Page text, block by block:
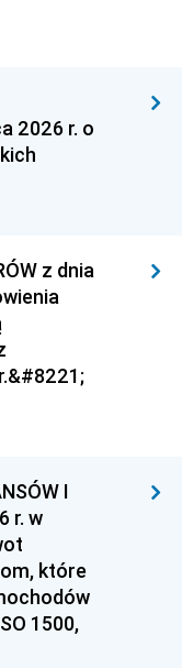
2026 r. o
z dnia
I
r. w
które
1500,